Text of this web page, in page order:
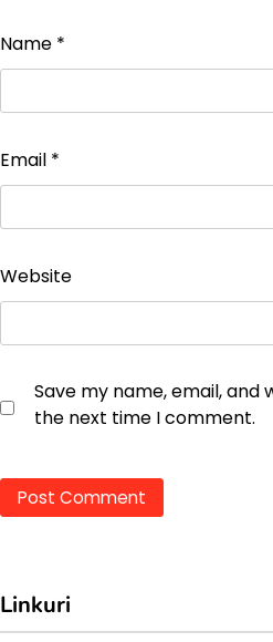
Name *
Email *
Website
Save my name, email,
the next time I comment.
Linkuri